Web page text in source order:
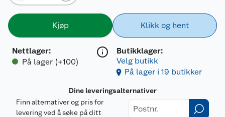
Kjøp
Nettlager:
På lager (+100)
Klikk og hent
Butikklager:
Velg butikk
På lager i 19 butikker
Dine leveringsalternativer
Finn alternativer og pris for
levering ved å søke på ditt